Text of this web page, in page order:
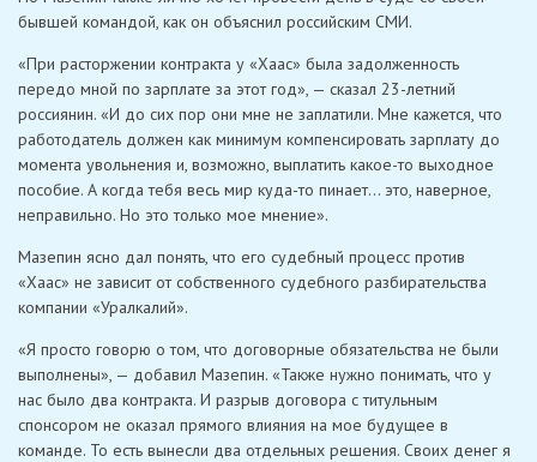
бывшей командой, как он объяснил российским СМИ.
«При расторжении контракта у «Хаас» была задолженность
передо мной по зарплате за этот год», — сказал 23-летний
россиянин. «И до сих пор они мне не заплатили. Мне кажется, что
работодатель должен как минимум компенсировать зарплату до
момента увольнения и, возможно, выплатить какое-то выходное
пособие. А когда тебя весь мир куда-то пинает… это, наверное,
неправильно. Но это только мое мнение».
Мазепин ясно дал понять, что его судебный процесс против
«Хаас» не зависит от собственного судебного разбирательства
компании «Уралкалий».
«Я просто говорю о том, что договорные обязательства не были
выполнены», — добавил Мазепин. «Также нужно понимать, что у
нас было два контракта. И разрыв договора с титульным
спонсором не оказал прямого влияния на мое будущее в
команде. То есть вынесли два отдельных решения. Своих денег я